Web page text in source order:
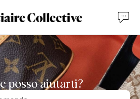
posso aiutarti?